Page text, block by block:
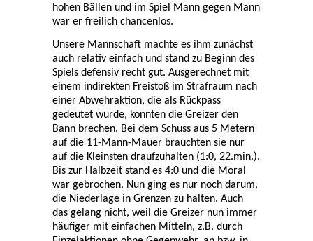
hohen Bällen und im Spiel Mann gegen Mann
war er freilich chancenlos.
Unsere Mannschaft machte es ihm zunächst
auch relativ einfach und stand zu Beginn des
Spiels defensiv recht gut. Ausgerechnet mit
einem indirekten Freistoß im Strafraum nach
einer Abwehraktion, die als Rückpass
gedeutet wurde, konnten die Greizer den
Bann brechen. Bei dem Schuss aus 5 Metern
auf die 11-Mann-Mauer brauchten sie nur
auf die Kleinsten draufzuhalten (1:0, 22.min.).
Bis zur Halbzeit stand es 4:0 und die Moral
war gebrochen. Nun ging es nur noch darum,
die Niederlage in Grenzen zu halten. Auch
das gelang nicht, weil die Greizer nun immer
häufiger mit einfachen Mitteln, z.B. durch